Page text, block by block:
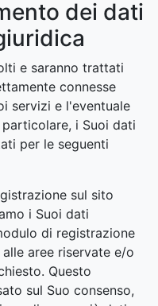
dei dati
e saranno trattati
connesse
servizi e l'eventuale
i Suoi dati
per le seguenti
sul sito
i Suoi dati
di registrazione
aree riservate e/o
Questo
sul Suo consenso,